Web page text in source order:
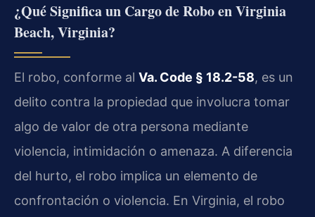
¿Qué Significa un Cargo de Robo en Virginia
Beach, Virginia?
El robo, conforme al Va. Code § 18.2-58, es un
delito contra la propiedad que involucra tomar
algo de valor de otra persona mediante
violencia, intimidación o amenaza. A diferencia
del hurto, el robo implica un elemento de
confrontación o violencia. En Virginia, el robo